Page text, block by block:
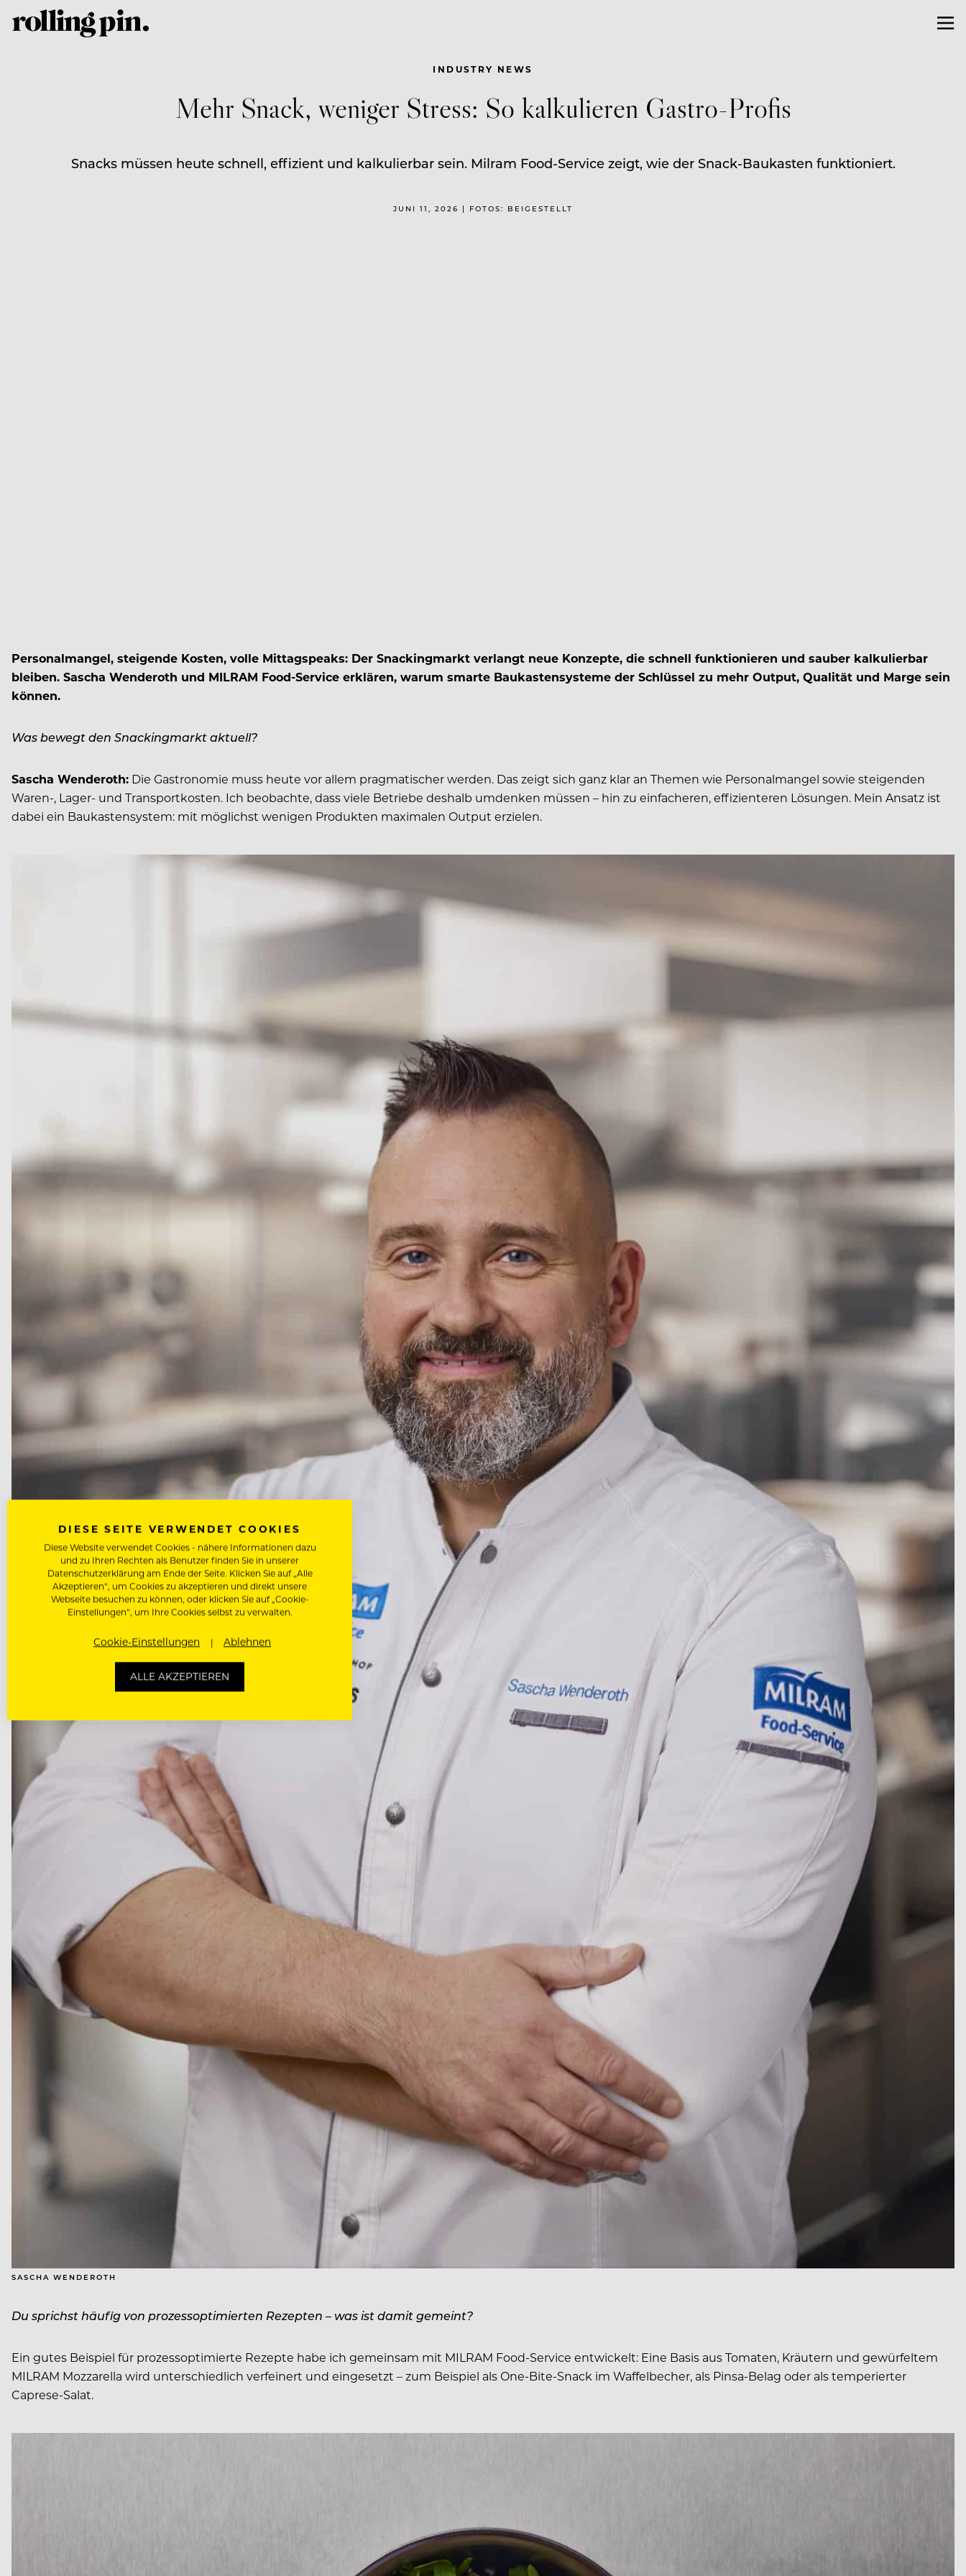
INDUSTRY NEWS
Mehr Snack, weniger Stress: So kalkulieren Gastro-Profis
Snacks müssen heute schnell, effizient und kalkulierbar sein. Milram Food-Service zeigt, wie der Snack-Baukasten funktioniert.
JUNI 11, 2026 | FOTOS: BEIGESTELLT
Personalmangel, steigende Kosten, volle Mittagspeaks: Der Snackingmarkt verlangt neue Konzepte, die schnell funktionieren und sauber kalkulierbar
bleiben. Sascha Wenderoth und MILRAM Food-Service erklären, warum smarte Baukastensysteme der Schlüssel zu mehr Output, Qualität und Marge sein
können.
Was bewegt den Snackingmarkt aktuell?
Sascha Wenderoth: Die Gastronomie muss heute vor allem pragmatischer werden. Das zeigt sich ganz klar an Themen wie Personalmangel sowie steigenden
Waren-, Lager- und Transportkosten. Ich beobachte, dass viele Betriebe deshalb umdenken müssen – hin zu einfacheren, effizienteren Lösungen. Mein Ansatz ist
dabei ein Baukastensystem: mit möglichst wenigen Produkten maximalen Output erzielen.
SASCHA WENDEROTH
Du sprichst häufig von prozessoptimierten Rezepten – was ist damit gemeint?
Ein gutes Beispiel für prozessoptimierte Rezepte habe ich gemeinsam mit MILRAM Food-Service entwickelt: Eine Basis aus Tomaten, Kräutern und gewürfeltem
MILRAM Mozzarella wird unterschiedlich verfeinert und eingesetzt – zum Beispiel als One-Bite-Snack im Waffelbecher, als Pinsa-Belag oder als temperierter
Caprese-Salat.
DIESE SEITE VERWENDET COOKIES
Diese Website verwendet Cookies - nähere Informationen dazu
und zu Ihren Rechten als Benutzer finden Sie in unserer
Datenschutzerklärung am Ende der Seite. Klicken Sie auf „Alle
Akzeptieren“, um Cookies zu akzeptieren und direkt unsere
Webseite besuchen zu können, oder klicken Sie auf „Cookie-
Einstellungen“, um Ihre Cookies selbst zu verwalten.
Cookie-Einstellungen Ablehnen
ALLE AKZEPTIEREN